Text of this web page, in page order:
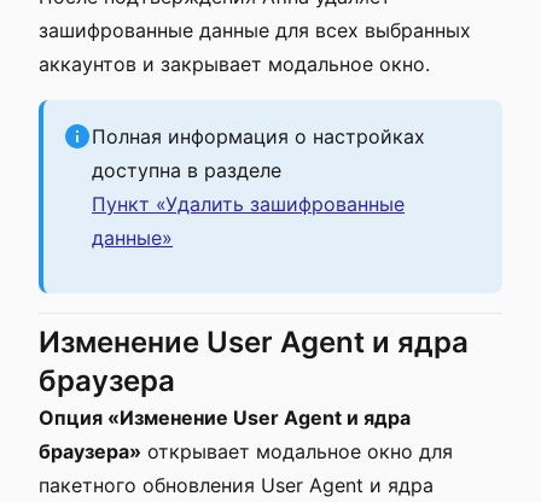
зашифрованные данные для всех выбранных
аккаунтов и закрывает модальное окно.
Полная информация о настройках
доступна в разделе
Пункт «Удалить зашифрованные
данные»
Изменение User Agent и ядра
браузера
Опция «Изменение User Agent и ядра
браузера» открывает модальное окно для
пакетного обновления User Agent и ядра